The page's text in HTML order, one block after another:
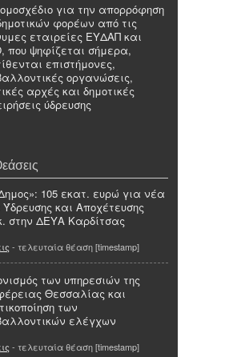
για την απορρόφηση
φορέων από τις
εταιρείες ΕΥΔΑΠ και
που ψηφίζεται σήμερα,
επιστήμονες,
οργανώσεις,
αρχές και δημοτικές
ύδρευσης
105 εκατ. ευρώ για νέα
και Αποχέτευσης
στην ΔΕΥΑ Καρδίτσας
- τελευταία θέαση [timestamp]
των υπηρεσιών της
Θεσσαλίας και
των
ελέγχων
- τελευταία θέαση [timestamp]